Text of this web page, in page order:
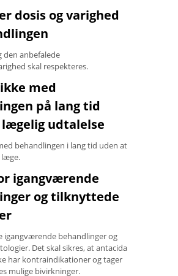
dosis og varighed
den anbefalede
skal respekteres.
med
på lang tid
lægelig udtalelse
behandlingen i lang tid uden at
læge.
igangværende
og tilknyttede
igangværende behandlinger og
Det skal sikres, at antacida
har kontraindikationer og tager
mulige bivirkninger.